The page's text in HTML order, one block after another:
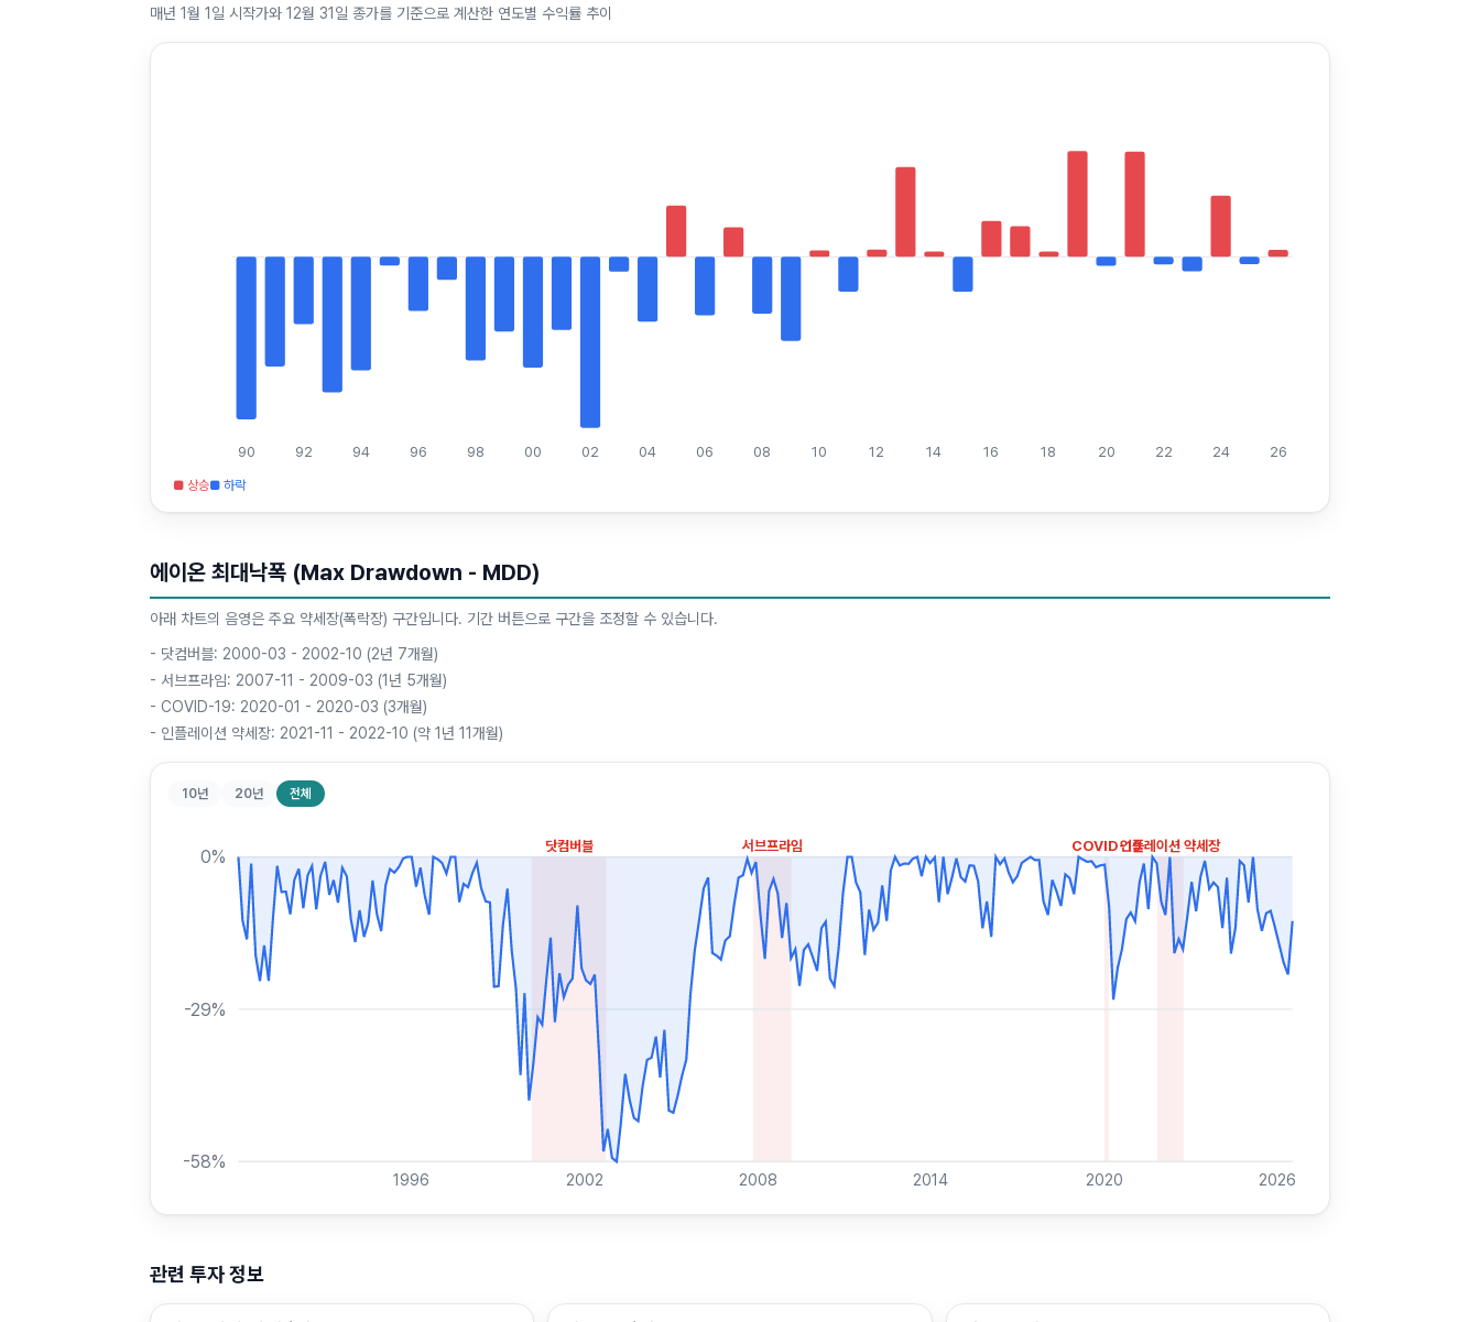
매년 1월 1일 시작가와 12월 31일 종가를 기준으로 계산한 연도별 수익률 추이
90 92 94 96 98 00 02 04 06 08 10 12 14 16 18 20 22 24 26
■ 상승■ 하락
에이온 최대낙폭 (Max Drawdown - MDD)
아래 차트의 음영은 주요 약세장(폭락장) 구간입니다. 기간 버튼으로 구간을 조정할 수 있습니다.
- 닷컴버블: 2000-03 - 2002-10 (2년 7개월)
- 서브프라임: 2007-11 - 2009-03 (1년 5개월)
- COVID-19: 2020-01 - 2020-03 (3개월)
- 인플레이션 약세장: 2021-11 - 2022-10 (약 1년 11개월)
10년 20년 전체
닷컴버블 서브프라임 COVID-19인플레이션 약세장
0%
-29%
-58%
1996 2002 2008 2014 2020 2026
관련 투자 정보